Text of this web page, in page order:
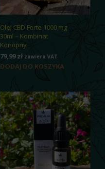
Olej CBD Forte 1000 mg
30ml – Kombinat
Konopny
79,99zł zawiera VAT
DODAJ DO KOSZYKA